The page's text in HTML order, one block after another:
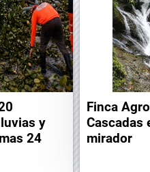
y
24
Finca
Cascadas
mirador